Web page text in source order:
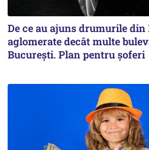
De ce au ajuns drumurile
aglomerate decât multe
București. Plan pentru șoferi